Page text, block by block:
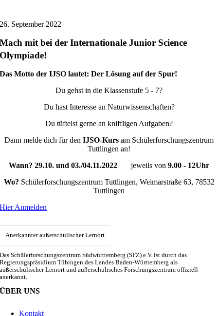
26. September 2022
Mach mit bei der Internationale Junior Science
Olympiade!
Das Motto der IJSO lautet: Der Lösung auf der Spur!
Du gehst in die Klassenstufe 5 - 7?
Du hast Interesse an Naturwissenschaften?
Du tüftelst gerne an kniffligen Aufgaben?
Dann melde dich für den IJSO-Kurs am Schülerforschungszentrum
Tuttlingen an!
Wann? 29.10. und 03./04.11.2022
jeweils von 9.00 - 12Uhr
Wo? Schülerforschungszentrum Tuttlingen, Weimarstraße 63, 78532
Tuttlingen
Hier Anmelden
Anerkannter außerschulischer Lernort
Das Schülerforschungszentrum Südwürttemberg (SFZ) e.V. ist durch das
Regierungspräsidium Tübingen des Landes Baden-Württemberg als
außerschulischer Lernort und außerschulisches Forschungszentrum offiziell
anerkannt.
ÜBER UNS
Kontakt